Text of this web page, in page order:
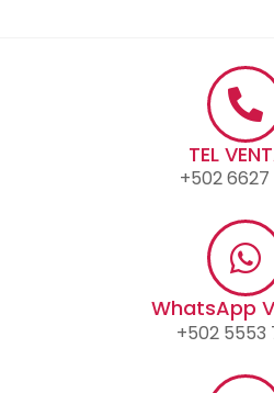
TEL
+502 6627
WhatsApp
+502 5553